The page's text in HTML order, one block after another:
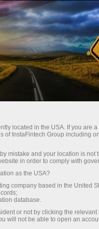
Форекс аналитика
ТВ - Интервью
ТВ
спортсмены и актеры
секреты успеха,
и признанные эксперты
рассуждают о
валютной
located in the USA. If you are
of InstaFintech Group including
mistake and your location is not
in order to comply with
as the USA?
company based in the United
database.
or not by clicking the
will not be able to open an